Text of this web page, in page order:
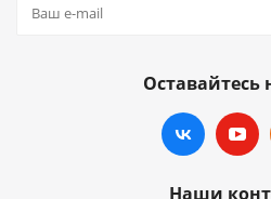
Оставайтесь
Наши